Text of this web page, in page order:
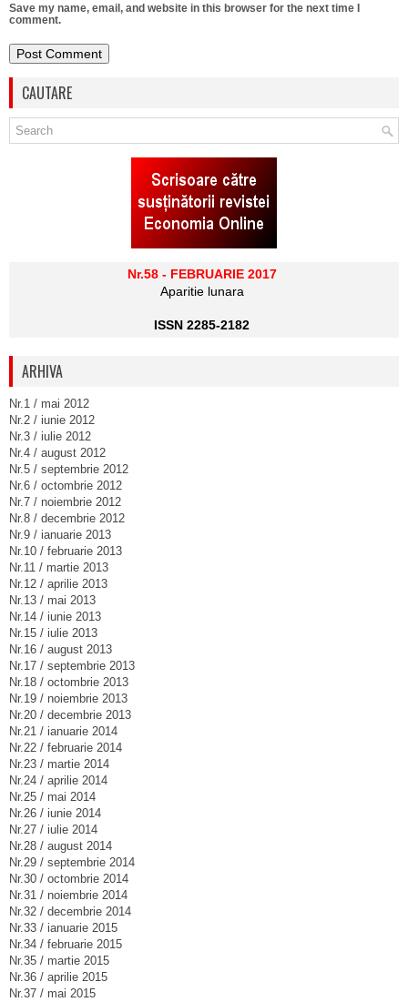
Save my name, email, and website in this browser for the next time I
comment.
CAUTARE
Nr.58 - FEBRUARIE 2017
Aparitie lunara
ISSN 2285-2182
ARHIVA
Nr.1 / mai 2012
Nr.2 / iunie 2012
Nr.3 / iulie 2012
Nr.4 / august 2012
Nr.5 / septembrie 2012
Nr.6 / octombrie 2012
Nr.7 / noiembrie 2012
Nr.8 / decembrie 2012
Nr.9 / ianuarie 2013
Nr.10 / februarie 2013
Nr.11 / martie 2013
Nr.12 / aprilie 2013
Nr.13 / mai 2013
Nr.14 / iunie 2013
Nr.15 / iulie 2013
Nr.16 / august 2013
Nr.17 / septembrie 2013
Nr.18 / octombrie 2013
Nr.19 / noiembrie 2013
Nr.20 / decembrie 2013
Nr.21 / ianuarie 2014
Nr.22 / februarie 2014
Nr.23 / martie 2014
Nr.24 / aprilie 2014
Nr.25 / mai 2014
Nr.26 / iunie 2014
Nr.27 / iulie 2014
Nr.28 / august 2014
Nr.29 / septembrie 2014
Nr.30 / octombrie 2014
Nr.31 / noiembrie 2014
Nr.32 / decembrie 2014
Nr.33 / ianuarie 2015
Nr.34 / februarie 2015
Nr.35 / martie 2015
Nr.36 / aprilie 2015
Nr.37 / mai 2015